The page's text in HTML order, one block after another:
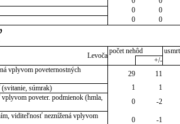
0
0
0 0
Levoča
počet nehôd
+/-
vplyvom poveternostných
29
11
súmrak)
1
1
poveter. podmienok (hmla,
0
-2
viditeľnosť neznížená vplyvom
0
-1